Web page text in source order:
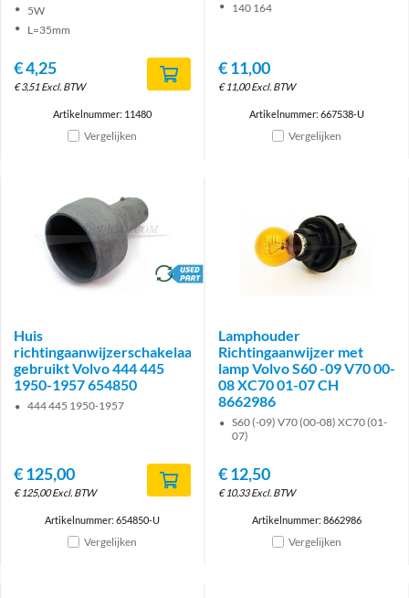
5W
L=35mm
€4,25
€3,51 Excl. BTW
Artikelnummer: 11480
Vergelijken
140 164
€11,00
€11,00 Excl. BTW
Artikelnummer: 667538-U
Vergelijken
brand
Huis
richtingaanwijzerschakelaar
gebruikt Volvo 444 445
1950-1957 654850
444 445 1950-1957
€125,00
€125,00 Excl. BTW
Artikelnummer: 654850-U
Vergelijken
Lamphouder
Richtingaanwijzer met
lamp Volvo S60 -09 V70 00-
08 XC70 01-07 CH
8662986
S60 (-09) V70 (00-08) XC70 (01-
07)
€12,50
€10,33 Excl. BTW
Artikelnummer: 8662986
Vergelijken